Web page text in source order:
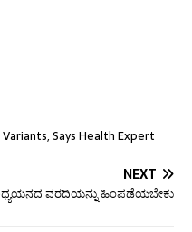
Says Health Expert
NEXT
ವರದಿಯನ್ನು ಹಿಂಪಡೆಯಬೇಕು